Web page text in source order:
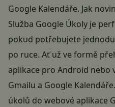
Google Kalendáře. Jak
Služba Google Úkoly je
pokud potřebujete
po ruce. Ať už ve formě
aplikace pro Android nebo
Gmailu a Google
úkolů do webové aplikace